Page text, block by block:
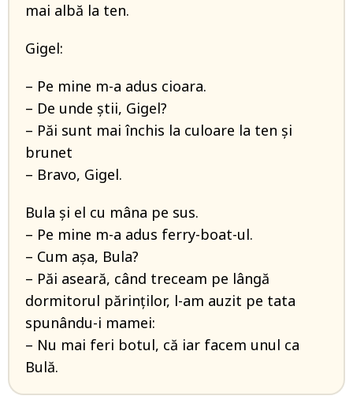
mai albă la ten.
Gigel:
– Pe mine m-a adus cioara.
– De unde știi, Gigel?
– Păi sunt mai închis la culoare la ten și
brunet
– Bravo, Gigel.
Bula și el cu mâna pe sus.
– Pe mine m-a adus ferry-boat-ul.
– Cum așa, Bula?
– Păi aseară, când treceam pe lângă
dormitorul părinților, l-am auzit pe tata
spunându-i mamei:
– Nu mai feri botul, că iar facem unul ca
Bulă.